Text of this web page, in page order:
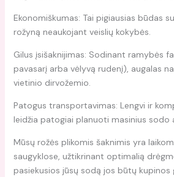
Ekonomiškumas: Tai pigiausias būdas
rožyną neaukojant veislių kokybės.
Gilus įsišaknijimas: Sodinant ramybės
pavasarį arba vėlyvą rudenį), augalas
vietinio dirvožemio.
Patogus transportavimas: Lengvi ir
leidžia patogiai planuoti masinius sodo
Mūsų rožės plikomis šaknimis yra
saugyklose, užtikrinant optimalią
pasiekusios jūsų sodą jos būtų kupinos